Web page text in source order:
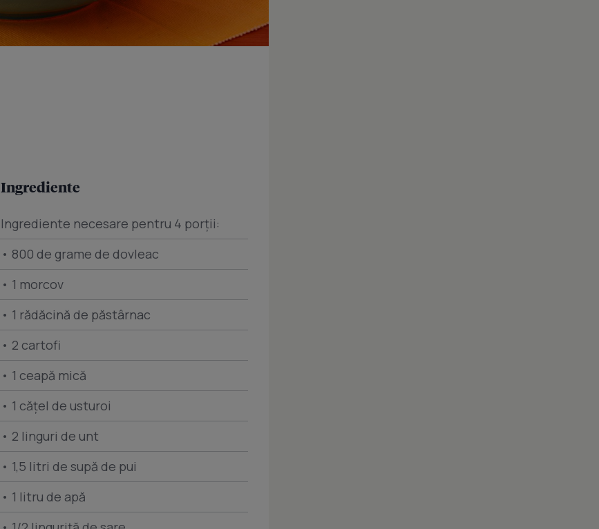
Ingrediente
Ingrediente necesare pentru 4 porţii:
• 800 de grame de dovleac
• 1 morcov
• 1 rădăcină de păstârnac
• 2 cartofi
• 1 ceapă mică
• 1 căţel de usturoi
• 2 linguri de unt
• 1,5 litri de supă de pui
• 1 litru de apă